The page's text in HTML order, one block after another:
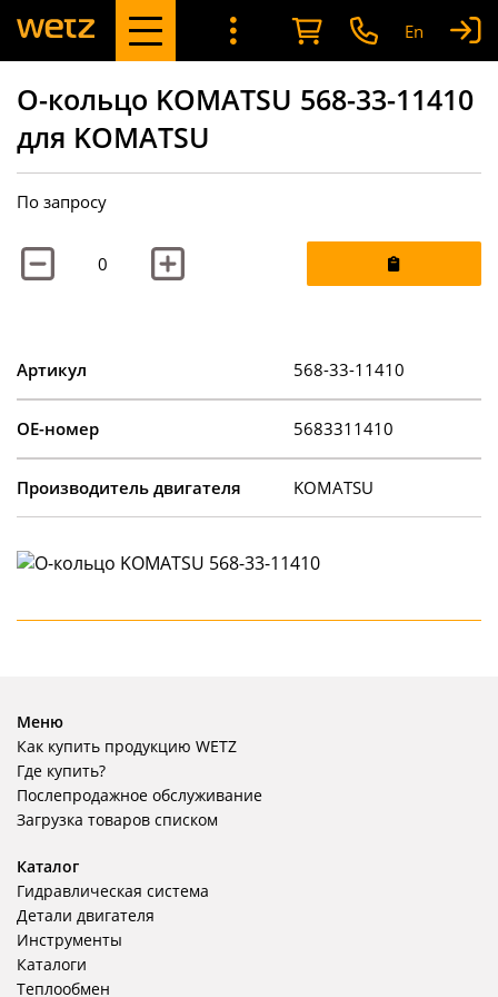
En
О-кольцо KOMATSU 568-33-11410
для KOMATSU
По запросу
Артикул 568-33-11410
OE-номер 5683311410
Производитель двигателя KOMATSU
Меню
Как купить продукцию WETZ
Где купить?
Послепродажное обслуживание
Загрузка товаров списком
Каталог
Гидравлическая система
Детали двигателя
Инструменты
Каталоги
Теплообмен